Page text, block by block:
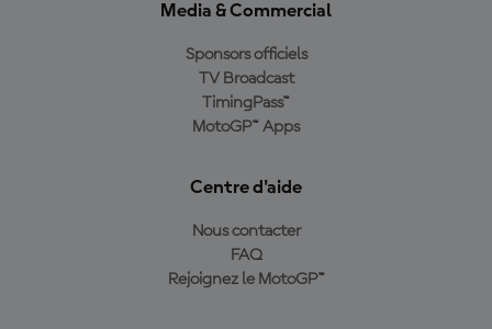
Media & Commercial
Sponsors officiels
TV Broadcast
TimingPass™
MotoGP™ Apps
Centre d'aide
Nous contacter
FAQ
Rejoignez le MotoGP™